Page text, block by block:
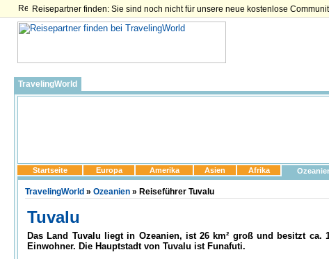
Reisepartner finden: Sie sind noch nicht für unsere neue kostenlose
TravelingWorld
Startseite Europa Amerika Asien Afrika
TravelingWorld » Ozeanien » Reiseführer Tuvalu
Tuvalu
Das Land Tuvalu liegt in Ozeanien, ist 26 km² groß und besitzt ca.
Einwohner. Die Hauptstadt von Tuvalu ist Funafuti.